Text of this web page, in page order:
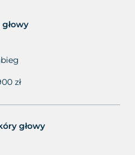
zł
głowy